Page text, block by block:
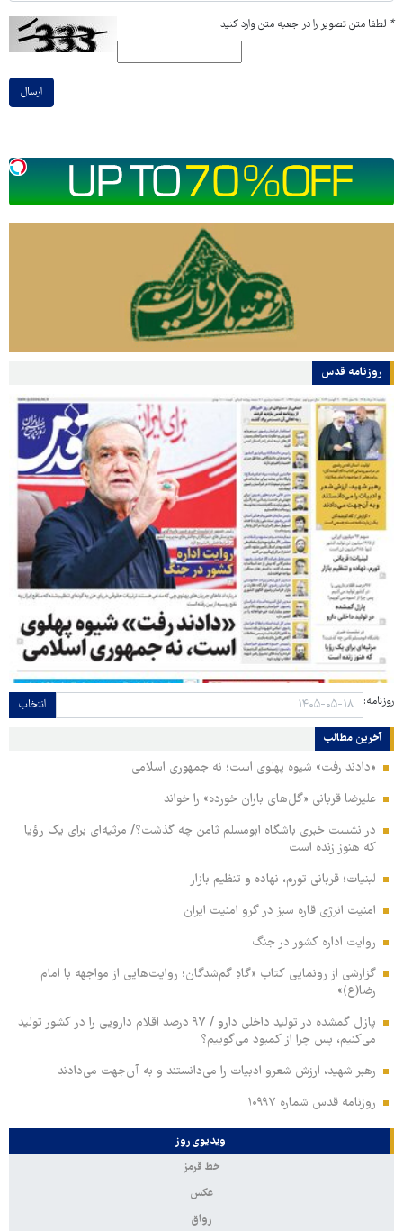
* لطفا متن تصویر را در جعبه متن وارد کنید
ارسال
روزنامه قدس
روزنامه: انتخاب
آخرین مطالب
«دادند رفت» شیوه پهلوی است؛ نه جمهوری اسلامی
علیرضا قربانی «گل‌های باران خورده» را خواند
در نشست خبری باشگاه ابومسلم ثامن چه گذشت؟/ مرثیه‌ای برای یک رؤیا
که هنوز زنده است
لبنیات؛ قربانی تورم، نهاده و تنظیم بازار
امنیت انرژی قاره سبز در گرو امنیت ایران
روایت اداره کشور در جنگ
گزارشی از رونمایی کتاب «گاهِ گم‌شدگان؛ روایت‌هایی از مواجهه با امام
رضا(ع)»
پازل گمشده در تولید داخلی دارو / ۹۷ درصد اقلام دارویی را در کشور تولید
می‌کنیم، پس چرا از کمبود می‌گوییم؟
رهبر شهید، ارزش شعرو ادبیات را می‌دانستند و به آن‌جهت می‌دادند
روزنامه قدس شماره ۱۰۹۹۷
ویدیوی روز
خط قرمز
عکس
رواق